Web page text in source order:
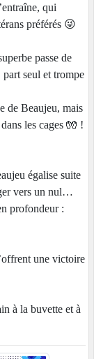
qui
préférés 😜
passe de
seul et trompe
de Beaujeu, mais
les cages 🧤 !
égalise suite
vers un nul…
profondeur :
une victoire
à la buvette et à